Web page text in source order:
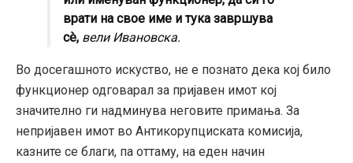
врати на свое име и тука завршува
сè, вели Ивановска.
Во досегашното искуство, не е познато дека кој било
функционер одговарал за пријавен имот кој
значително ги надминува неговите примања. За
непријавен имот во Антикорупциската комисија,
казните се благи, па оттаму, на еден начин